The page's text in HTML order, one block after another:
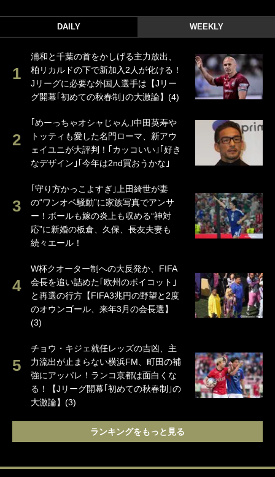
DAILY WEEKLY
浦和と千葉の首をかしげる主力放出、
柏リカルドの下で新加入2人が化ける！
Jリーグに必要な外国人選手は【Jリー
グ開幕｢初めての秋春制｣の大激論】(4)
｢めーっちゃオシャじゃん｣中田英寿や
トッティも愛した名門ローマ、新アウ
ェイユニが大評判！｢カッコいい｣｢好き
なデザイン｣｢今年は2nd買おうかな｣
｢守り方かっこよすぎ｣上田綺世が妻
の“ワンオペ騒動”に家族写真でアンサ
ー！ボールも嫁の炎上も収める“神対
応”に新婚の板倉、久保、長友夫妻も
続々エール！
W杯クオーター制への大反発か、FIFA
会長を追い詰めた｢欧州のボイコット｣
と再選の行方【FIFA3兆円の野望と2度
のオウンゴール、来年3月の会長選】
(3)
チョウ・キジェ就任レッズの吉凶、主
力流出が止まらない横浜FM、町田の補
強にアッパレ！ランコ京都は面白くな
る！【Jリーグ開幕｢初めての秋春制｣の
大激論】(3)
ランキングをもっと見る